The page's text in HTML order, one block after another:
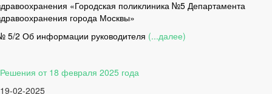
«Городская поликлиника №5 Департамента
города Москвы»
5/2 Об информации руководителя (...далее)
Решения от 18 февраля 2025 года
19-02-2025